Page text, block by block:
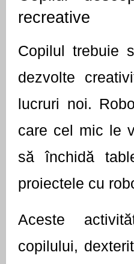
recreative
Copilul trebuie
dezvolte
lucruri noi.
care cel mic le
să închidă
proiectele cu
Aceste
copilului,